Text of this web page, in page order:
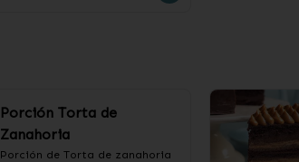
Porción Torta de
Zanahoria
Porción de Torta de zanahoria